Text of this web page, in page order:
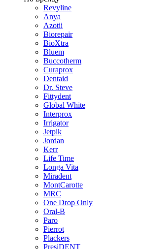
Revyline
Anya
Azotii
Biorepair
BioXtra
Bluem
Buccotherm
Curaprox
Dentaid
Dr. Steve
Fittydent
Global White
Interprox
Irrigator
Jetpik
Jordan
Kerr
Life Time
Longa Vita
Miradent
MontCarotte
MRC
One Drop Only
Oral-B
Paro
Pierrot
Plackers
PresiDENT